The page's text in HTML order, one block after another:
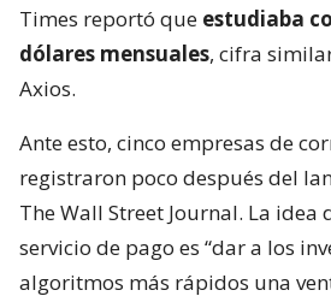
Times reportó que estudiaba
dólares mensuales, cifra
Axios.
Ante esto, cinco empresas de
registraron poco después del
The Wall Street Journal. La idea
servicio de pago es “dar a los
algoritmos más rápidos una